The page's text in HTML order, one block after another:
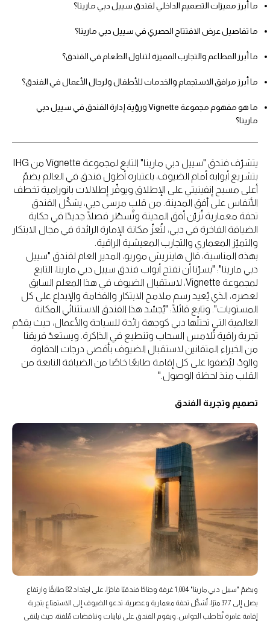
ما أبرز مميزات التصميم الداخلي لفندق سييل دبي مارينا؟
ما تفاصيل عرض الافتتاح الحصري في سييل دبي مارينا؟
ما أبرز المطاعم والتجارب المميزة لتناول الطعام في الفندق؟
ما أبرز مرافق الاستجمام والخدمات للأطفال ولرجال الأعمال في الفندق؟
ما هو مفهوم مجموعة Vignette ورؤية إدارة الفندق في سييل دبي
مارينا؟
يتشرّف فندق "سييل دبي مارينا" التابع لمجموعة Vignette من IHG
بتشريع أبوابه أمام الضيوف، باعتباره أطول فندق في العالم يضمّ
أعلى مسبح إنفينيتي على الإطلاق ويوفّر إطلالات بانورامية تخطف
الأنفاس على أفق المدينة. من قلب مرسى دبي، يشكّل الفندق
تحفة معمارية تُزيّن أفق المدينة وتُسطّر فصلًا جديدًا في حكاية
الضيافة الفاخرة في دبي، لتُعزّ مكانة الإمارة الرائدة في مجال الابتكار
والتميّز المعماري والتجارب المعيشية الراقية.
بهذه المناسبة، قال هاينريش موريو، المدير العام لفندق "سييل
دبي مارينا": "يسرّنا أن نفتح أبواب فندق سييل دبي مارينا، التابع
لمجموعة Vignette، لاستقبال الضيوف في هذا المعلم السابق
لعصره، الذي يُعيد رسم ملامح الابتكار والفخامة والإبداع على كل
المستويات". وتابع قائلًا: "يُجسّد هذا الفندق الاستثنائي المكانة
العالمية التي تحتلّها دبي كوجهة رائدة للسياحة والأعمال، حيث يقدّم
تجربة راقية تُلامس السحاب وتنطبع في الذاكرة. ويستعدّ فريقنا
من الخبراء المتفانين لاستقبال الضيوف بأقصى درجات الحفاوة
والودّ، ليُضفوا على كل إقامة طابعًا خاصًا من الضيافة النابعة من
القلب منذ لحظة الوصول."
تصميم وتجربة الفندق
ويضمّ "سييل دبي مارينا" 1,004 غرفة وجناحًا فندقيًا فاخرًا، على امتداد 82 طابقًا وارتفاع
يصل إلى 377 مترًا، لُشكّل تحفة معمارية وعصرية، تدعو الضيوف إلى الاستمتاع بتجربة
إقامة غامرة تُخاطب الحواس. ويقوم الفندق على تباينات وتناقضات مُلفتة، حيث يلتقي